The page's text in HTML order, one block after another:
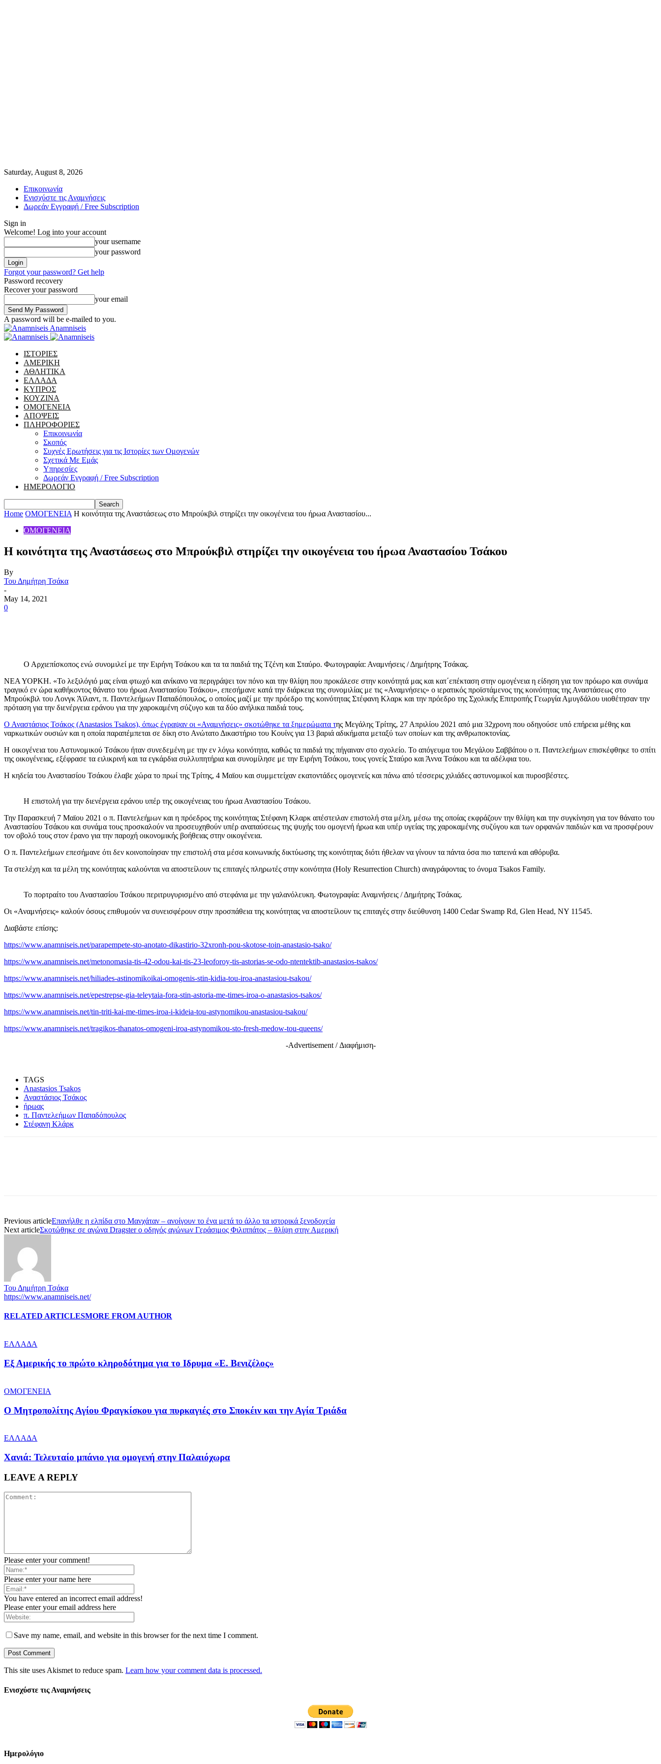
Saturday, August 8, 2026
Επικοινωνία
Ενισχύστε τις Αναμνήσεις
Δωρεάν Εγγραφή / Free Subscription
Sign in
Welcome! Log into your account
your username
your password
Forgot your password? Get help
Password recovery
Recover your password
your email
A password will be e-mailed to you.
Anamniseis
ΙΣΤΟΡΙΕΣ
ΑΜΕΡΙΚΗ
ΑΘΛΗΤΙΚΑ
ΕΛΛΑΔΑ
ΚΥΠΡΟΣ
ΚΟΥΖΙΝΑ
ΟΜΟΓΕΝΕΙΑ
ΑΠΟΨΕΙΣ
ΠΛΗΡΟΦΟΡΙΕΣ
Επικοινωνία
Σκοπός
Συχνές Ερωτήσεις για τις Ιστορίες των Ομογενών
Σχετικά Με Εμάς
Υπηρεσίες
Δωρεάν Εγγραφή / Free Subscription
ΗΜΕΡΟΛΟΓΙΟ
Home ΟΜΟΓΕΝΕΙΑ Η κοινότητα της Αναστάσεως στο Μπρούκβιλ στηρίζει την οικογένεια του ήρωα Αναστασίου...
ΟΜΟΓΕΝΕΙΑ
Η κοινότητα της Αναστάσεως στο Μπρούκβιλ στηρίζει την οικογένεια του ήρωα Αναστασίου Τσάκου
By
Του Δημήτρη Τσάκα
-
May 14, 2021
0
Ο Αρχιεπίσκοπος ενώ συνομιλεί με την Ειρήνη Τσάκου και τα τα παιδιά της Τζένη και Σταύρο. Φωτογραφία: Αναμνήσεις / Δημήτρης Τσάκας.
ΝΕΑ ΥΟΡΚΗ. «Το λεξιλόγιό μας είναι φτωχό και ανίκανο να περιγράψει τον πόνο και την θλίψη που προκάλεσε στην κοινότητά μας και κατ΄επέκταση στην ομογένεια η είδηση για τον πρόωρο και συνάμα
τραγικό εν ώρα καθήκοντος θάνατο του ήρωα Αναστασίου Τσάκου», επεσήμανε κατά την διάρκεια της συνομιλίας με τις «Αναμνήσεις» ο ιερατικός προϊστάμενος της κοινότητας της Αναστάσεως στο
Μπρούκβιλ του Λονγκ Άϊλαντ, π. Παντελεήμων Παπαδόπουλος, ο οποίος μαζί με την πρόεδρο της κοινότητας Στέφανη Κλαρκ και την πρόεδρο της Σχολικής Επιτροπής Γεωργία Αμυγδάλου υιοθέτησαν την
πρόταση για την διενέργεια εράνου για την χαροκαμένη σύζυγο και τα δύο ανήλικα παιδιά τους.
Ο Αναστάσιος Τσάκος (Anastasios Tsakos), όπως έγραψαν οι «Αναμνήσεις» σκοτώθηκε τα ξημερώματα της Μεγάλης Τρίτης, 27 Απριλίου 2021 από μια 32χρονη που οδηγούσε υπό επήρεια μέθης και
ναρκωτικών ουσιών και η οποία παραπέμπεται σε δίκη στο Ανώτατο Δικαστήριο του Κουίνς για 13 βαριά αδικήματα μεταξύ των οποίων και της ανθρωποκτονίας.
Η οικογένεια του Αστυνομικού Τσάκου ήταν συνεδεμένη με την εν λόγω κοινότητα, καθώς τα παιδιά της πήγαιναν στο σχολείο. Το απόγευμα του Μεγάλου Σαββάτου ο π. Παντελεήμων επισκέφθηκε το σπίτι
της οικογένειας, εξέφρασε τα ειλικρινή και τα εγκάρδια συλλυπητήρια και συνομίλησε με την Ειρήνη Τσάκου, τους γονείς Σταύρο και Άννα Τσάκου και τα αδέλφια του.
Η κηδεία του Αναστασίου Τσάκου έλαβε χώρα το πρωί της Τρίτης, 4 Μαϊου και συμμετείχαν εκατοντάδες ομογενείς και πάνω από τέσσερις χιλιάδες αστυνομικοί και πυροσβέστες.
Η επιστολή για την διενέργεια εράνου υπέρ της οικογένειας του ήρωα Αναστασίου Τσάκου.
Την Παρασκευή 7 Μαϊου 2021 ο π. Παντελεήμων και η πρόεδρος της κοινότητας Στέφανη Κλαρκ απέστειλαν επιστολή στα μέλη, μέσω της οποίας εκφράζουν την θλίψη και την συγκίνηση για τον θάνατο του
Αναστασίου Τσάκου και συνάμα τους προσκαλούν να προσευχηθούν υπέρ αναπαύσεως της ψυχής του ομογενή ήρωα και υπέρ υγείας της χαροκαμένης συζύγου και των ορφανών παιδιών και να προσφέρουν
τον οβολό τους στον έρανο για την παροχή οικονομικής βοήθειας στην οικογένεια.
Ο π. Παντελεήμων επεσήμανε ότι δεν κοινοποίησαν την επιστολή στα μέσα κοινωνικής δικτύωσης της κοινότητας διότι ήθελαν να γίνουν τα πάντα όσα πιο ταπεινά και αθόρυβα.
Τα στελέχη και τα μέλη της κοινότητας καλούνται να αποστείλουν τις επιταγές πληρωτές στην κοινότητα (Holy Resurrection Church) αναγράφοντας το όνομα Tsakos Family.
Το πορτραίτο του Αναστασίου Τσάκου περιτρυγυρισμένο από στεφάνια με την γαλανόλευκη. Φωτογραφία: Αναμνήσεις / Δημήτρης Τσάκας.
Οι «Αναμνήσεις» καλούν όσους επιθυμούν να συνεισφέρουν στην προσπάθεια της κοινότητας να αποστείλουν τις επιταγές στην διεύθυνση 1400 Cedar Swamp Rd, Glen Head, NY 11545.
Διαβάστε επίσης:
https://www.anamniseis.net/parapempete-sto-anotato-dikastirio-32xronh-pou-skotose-toin-anastasio-tsako/
https://www.anamniseis.net/metonomasia-tis-42-odou-kai-tis-23-leoforoy-tis-astorias-se-odo-ntentektib-anastasios-tsakos/
https://www.anamniseis.net/hiliades-astinomikoikai-omogenis-stin-kidia-tou-iroa-anastasiou-tsakou/
https://www.anamniseis.net/epestrepse-gia-teleytaia-fora-stin-astoria-me-times-iroa-o-anastasios-tsakos/
https://www.anamniseis.net/tin-triti-kai-me-times-iroa-i-kideia-tou-astynomikou-anastasiou-tsakou/
https://www.anamniseis.net/tragikos-thanatos-omogeni-iroa-astynomikou-sto-fresh-medow-tou-queens/
-Advertisement / Διαφήμιση-
TAGS
Anastasios Tsakos
Αναστάσιος Τσάκος
ήρωας
π. Παντελεήμων Παπαδόπουλος
Στέφανη Κλάρκ
Previous articleΕπανήλθε η ελπίδα στο Μανχάταν – ανοίγουν το ένα μετά το άλλο τα ιστορικά ξενοδοχεία
Next articleΣκοτώθηκε σε αγώνα Dragster ο οδηγός αγώνων Γεράσιμος Φιλιππάτος – θλίψη στην Αμερική
Του Δημήτρη Τσάκα
https://www.anamniseis.net/
RELATED ARTICLESMORE FROM AUTHOR
ΕΛΛΑΔΑ
Εξ Αμερικής το πρώτο κληροδότημα για το Ιδρυμα «Ε. Βενιζέλος»
ΟΜΟΓΕΝΕΙΑ
Ο Μητροπολίτης Αγίου Φραγκίσκου για πυρκαγιές στο Σποκέιν και την Αγία Τριάδα
ΕΛΛΑΔΑ
Χανιά: Τελευταίο μπάνιο για ομογενή στην Παλαιόχωρα
LEAVE A REPLY
Please enter your comment!
Please enter your name here
You have entered an incorrect email address!
Please enter your email address here
Save my name, email, and website in this browser for the next time I comment.
This site uses Akismet to reduce spam. Learn how your comment data is processed.
Ενισχύστε τις Αναμνήσεις
Ημερολόγιο